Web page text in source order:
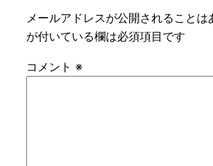
メールアドレスが公開されることは
が付いている欄は必須項目です
コメント ※